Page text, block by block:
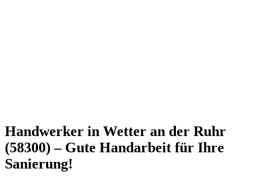
Handwerker in Wetter an der Ruhr
(58300) – Gute Handarbeit für Ihre
Sanierung!